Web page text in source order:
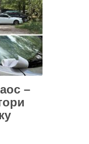
будинків на
боїв 2022
–